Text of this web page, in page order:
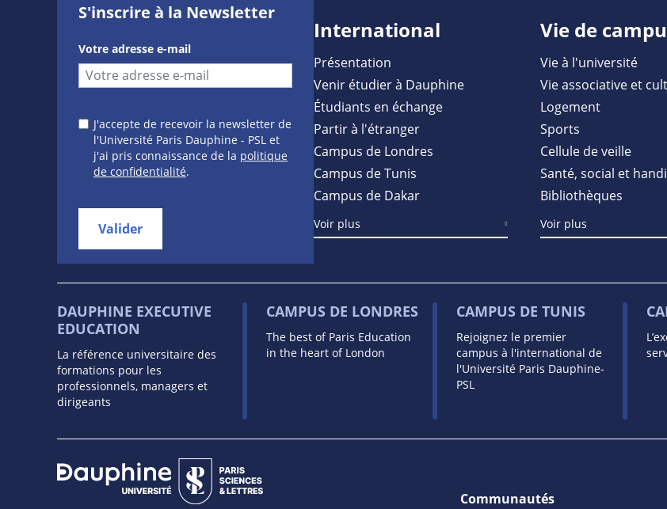
S'inscrire à la Newsletter
Votre adresse e-mail
J'accepte de recevoir la newsletter de
l'Université Paris Dauphine - PSL et
j'ai pris connaissance de la politique
de confidentialité.
Valider
International
Présentation
Venir étudier à Dauphine
Étudiants en échange
Partir à l'étranger
Campus de Londres
Campus de Tunis
Campus de Dakar
Voir plus
Vie de
Vie à l'université
Vie associative et
Logement
Sports
Cellule de veille
Santé, social et
Bibliothèques
Voir plus
DAUPHINE EXECUTIVE
EDUCATION
La référence universitaire des
formations pour les
professionnels, managers et
dirigeants
CAMPUS DE LONDRES
The best of Paris Education
in the heart of London
CAMPUS DE TUNIS
Rejoignez le premier
campus à l'international de
l'Université Paris Dauphine-
PSL
Communautés